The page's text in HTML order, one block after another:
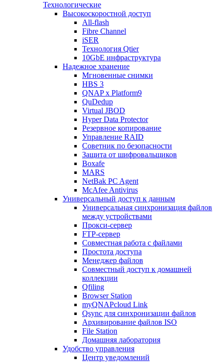
Технологические
Высокоскоростной доступ
All-flash
Fibre Channel
iSER
Технология Qtier
10GbE инфраструктура
Надежное хранение
Мгновенные снимки
HBS 3
QNAP x Platform9
QuDedup
Virtual JBOD
Hyper Data Protector
Резервное копирование
Управление RAID
Советник по безопасности
Защита от шифровальщиков
Boxafe
MARS
NetBak PC Agent
McAfee Antivirus
Универсальный доступ к данным
Универсальная синхронизация файлов
между устройствами
Прокси-сервер
FTP-сервер
Совместная работа с файлами
Простота доступа
Менеджер файлов
Совместный доступ к домашней
коллекции
Qfiling
Browser Station
myQNAPcloud Link
Qsync для синхронизации файлов
Архивирование файлов ISO
File Station
Домашняя лаборатория
Удобство управления
Центр уведомлений